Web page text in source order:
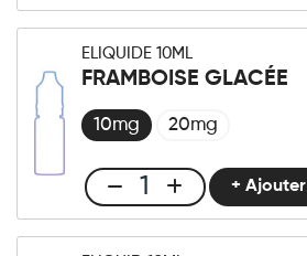
E-
liquide
10ml
Cream
ELIQUIDE 10ML
FRAMBOISE GLACÉE
10mg 20mg
Club
E-
liquide
+ Ajouter